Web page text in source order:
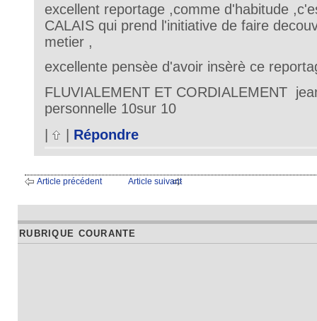
excellent reportage ,comme d'habitude
CALAIS qui prend l'initiative de faire
metier ,
excellente pensèe d'avoir insèrè ce
FLUVIALEMENT ET CORDIALEMENT
personnelle 10sur 10
Répondre
Article précédent Article suivant
RUBRIQUE COURANTE